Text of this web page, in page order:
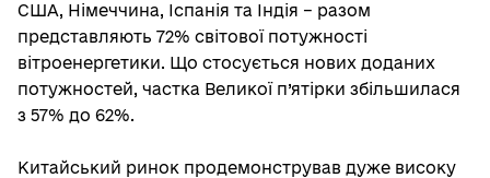
США, Німеччина, Іспанія та Індія – разом
представляють 72% світової потужності
вітроенергетики. Що стосується нових доданих
потужностей, частка Великої п’ятірки збільшилася
з 57% до 62%.
Китайський ринок продемонстрував дуже високу